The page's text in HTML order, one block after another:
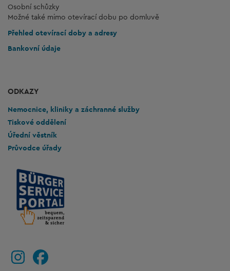
Osobní schůzky
Možné také mimo otevírací dobu po domluvě
Přehled otevírací doby a adresy
Bankovní údaje
ODKAZY
Nemocnice, kliniky a záchranné služby
Tiskové oddělení
Úřední věstník
Průvodce úřady